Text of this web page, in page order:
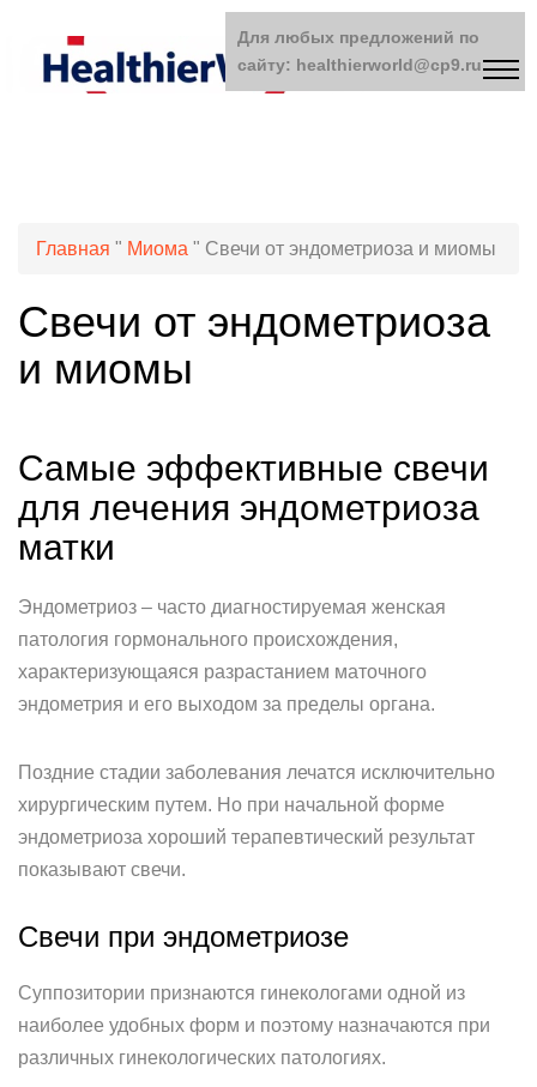
Главная " Миома " Свечи от эндометриоза и миомы
Свечи от эндометриоза
и миомы
Самые эффективные свечи
для лечения эндометриоза
матки
Эндометриоз – часто диагностируемая женская
патология гормонального происхождения,
характеризующаяся разрастанием маточного
эндометрия и его выходом за пределы органа.
Поздние стадии заболевания лечатся исключительно
хирургическим путем. Но при начальной форме
эндометриоза хороший терапевтический результат
показывают свечи.
Свечи при эндометриозе
Суппозитории признаются гинекологами одной из
наиболее удобных форм и поэтому назначаются при
различных гинекологических патологиях.
Для любых предложений по
сайту: healthierworld@cp9.ru